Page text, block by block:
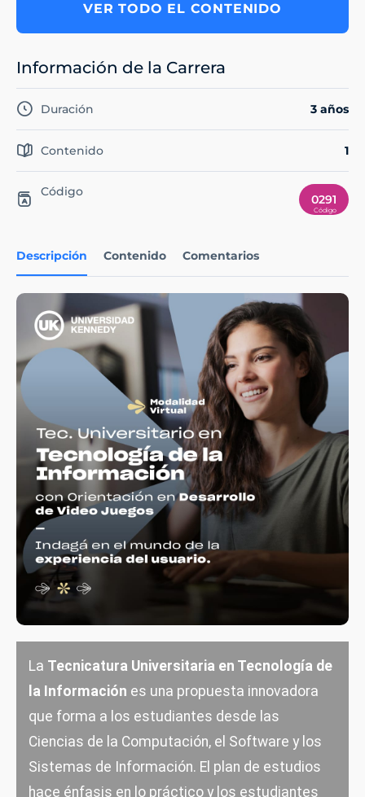
Descripción Contenido Comentarios
La Tecnicatura Universitaria en Tecnología de
la Información es una propuesta innovadora
que forma a los estudiantes desde las
Ciencias de la Computación, el Software y los
Sistemas de Información. El plan de estudios
hace énfasis en lo práctico y los estudiantes
VER TODO EL CONTENIDO
Información de la Carrera
Duración 3 años
Contenido 1
Código
0291